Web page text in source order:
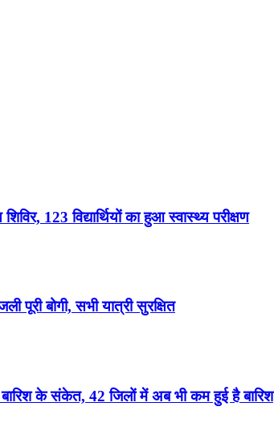
123 विद्यार्थियों का हुआ स्वास्थ्य परीक्षण
बोगी, सभी यात्री सुरक्षित
के संकेत, 42 जिलों में अब भी कम हुई है बारिश